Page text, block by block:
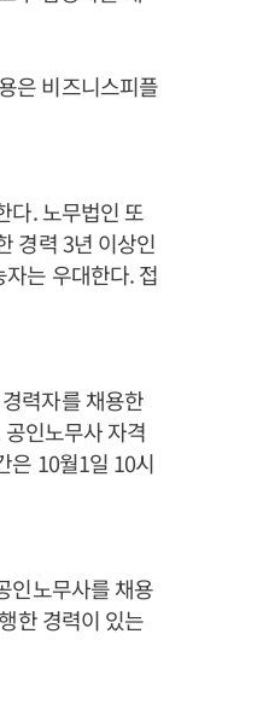
은 비즈니스피플
다. 노무법인 또
경력 3년 이상인
는 우대한다. 접
력자를 채용한
인노무사 자격
은 10월1일 10시
인노무사를 채용
한 경력이 있는